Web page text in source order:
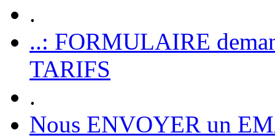
.
..: FORMULAIRE
TARIFS
.
Nous ENVOYER un